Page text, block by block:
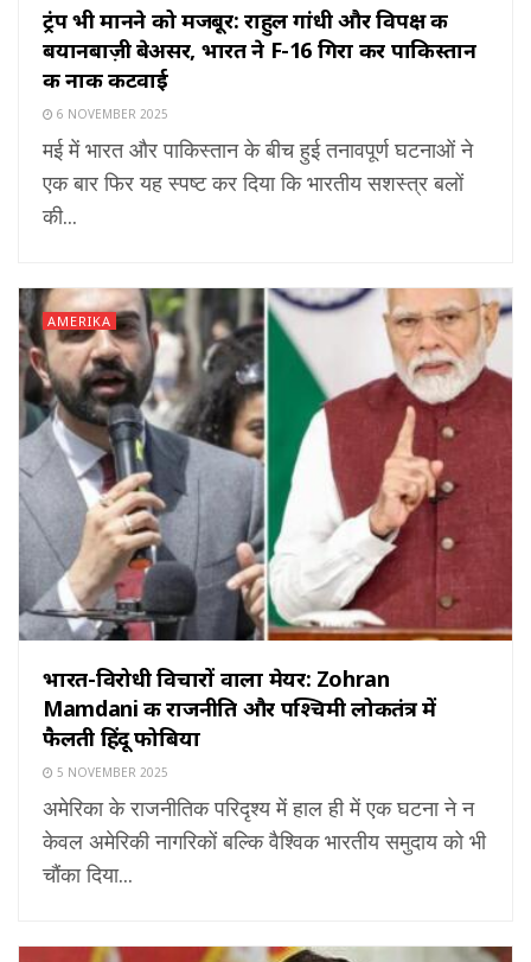
ट्रंप भी मानने को मजबूर: राहुल गांधी और विपक्ष की
बयानबाज़ी बेअसर, भारत ने F-16 गिरा कर पाकिस्तान
की नाक कटवाई
6 NOVEMBER 2025
मई में भारत और पाकिस्तान के बीच हुई तनावपूर्ण घटनाओं ने
एक बार फिर यह स्पष्ट कर दिया कि भारतीय सशस्त्र बलों
की...
AMERIKA
भारत-विरोधी विचारों वाला मेयर: Zohran
Mamdani की राजनीति और पश्चिमी लोकतंत्र में
फैलती हिंदू फोबिया
5 NOVEMBER 2025
अमेरिका के राजनीतिक परिदृश्य में हाल ही में एक घटना ने न
केवल अमेरिकी नागरिकों बल्कि वैश्विक भारतीय समुदाय को भी
चौंका दिया...